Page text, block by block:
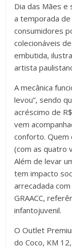
Dia das Mães e
a temporada de
consumidores
colecionáveis
embutida,
artista
A mecânica
levou”, sendo
acréscimo de
vem
conforto. Quem
(com as quatro
Além de levar
tem impacto
arrecadada
GRAACC,
infantojuvenil.
O Outlet
do Coco, KM